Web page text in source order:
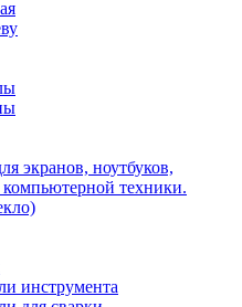
экранов, ноутбуков,
техники.
инструмента